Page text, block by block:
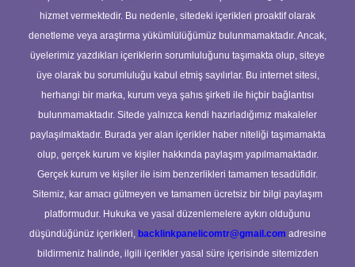
hizmet vermektedir. Bu nedenle, sitedeki içerikleri proaktif olarak
denetleme veya araştırma yükümlülüğümüz bulunmamaktadır. Ancak,
üyelerimiz yazdıkları içeriklerin sorumluluğunu taşımakta olup, siteye
üye olarak bu sorumluluğu kabul etmiş sayılırlar. Bu internet sitesi,
herhangi bir marka, kurum veya şahıs şirketi ile hiçbir bağlantısı
bulunmamaktadır. Sitede yalnızca kendi hazırladığımız makaleler
paylaşılmaktadır. Burada yer alan içerikler haber niteliği taşımamakta
olup, gerçek kurum ve kişiler hakkında paylaşım yapılmamaktadır.
Gerçek kurum ve kişiler ile isim benzerlikleri tamamen tesadüfidir.
Sitemiz, kar amacı gütmeyen ve tamamen ücretsiz bir bilgi paylaşım
platformudur. Hukuka ve yasal düzenlemelere aykırı olduğunu
düşündüğünüz içerikleri, backlinkpanelicomtr@gmail.com adresine
bildirmeniz halinde, ilgili içerikler yasal süre içerisinde sitemizden